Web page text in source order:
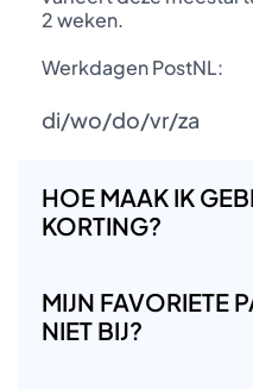
2 weken.
Werkdagen PostNL:
di/wo/do/vr/za
HOE MAAK IK
KORTING?
MIJN FAVORIETE
NIET BIJ?